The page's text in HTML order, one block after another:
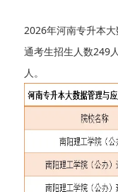
2026年河南专升本
通考生招生人数249
人。